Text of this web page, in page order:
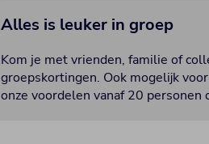
Alles is leuker in groep
Kom je met vrienden, familie of
groepskortingen. Ook mogelijk
onze voordelen vanaf 20